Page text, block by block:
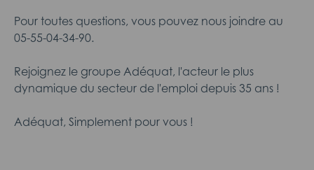
Pour toutes questions, vous pouvez nous joindre au
05-55-04-34-90.
Rejoignez le groupe Adéquat, l'acteur le plus
dynamique du secteur de l'emploi depuis 35 ans !
Adéquat, Simplement pour vous !